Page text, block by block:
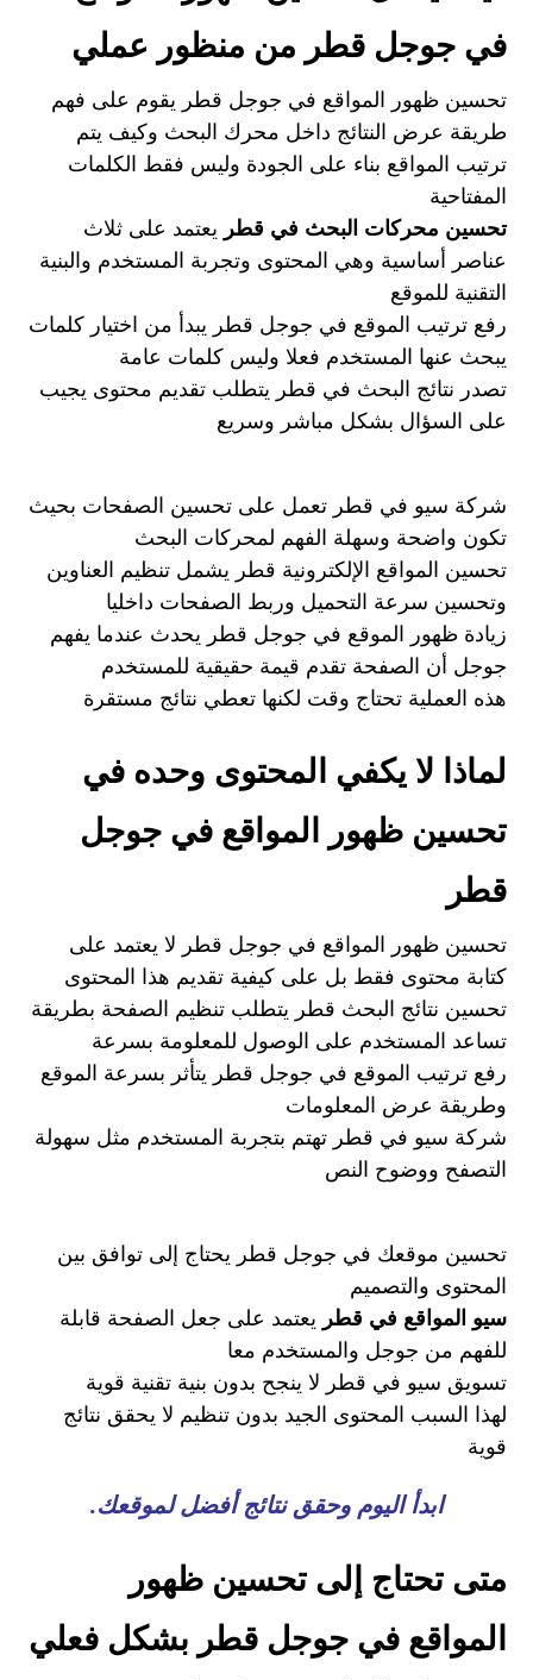
في جوجل قطر من منظور عملي
تحسين ظهور المواقع في جوجل قطر يقوم على فهم
طريقة عرض النتائج داخل محرك البحث وكيف يتم
ترتيب المواقع بناء على الجودة وليس فقط الكلمات
المفتاحية
تحسين محركات البحث في قطر يعتمد على ثلاث
عناصر أساسية وهي المحتوى وتجربة المستخدم والبنية
التقنية للموقع
رفع ترتيب الموقع في جوجل قطر يبدأ من اختيار كلمات
يبحث عنها المستخدم فعلا وليس كلمات عامة
تصدر نتائج البحث في قطر يتطلب تقديم محتوى يجيب
على السؤال بشكل مباشر وسريع
شركة سيو في قطر تعمل على تحسين الصفحات بحيث
تكون واضحة وسهلة الفهم لمحركات البحث
تحسين المواقع الإلكترونية قطر يشمل تنظيم العناوين
وتحسين سرعة التحميل وربط الصفحات داخليا
زيادة ظهور الموقع في جوجل قطر يحدث عندما يفهم
جوجل أن الصفحة تقدم قيمة حقيقية للمستخدم
هذه العملية تحتاج وقت لكنها تعطي نتائج مستقرة
لماذا لا يكفي المحتوى وحده في
تحسين ظهور المواقع في جوجل
قطر
تحسين ظهور المواقع في جوجل قطر لا يعتمد على
كتابة محتوى فقط بل على كيفية تقديم هذا المحتوى
تحسين نتائج البحث قطر يتطلب تنظيم الصفحة بطريقة
تساعد المستخدم على الوصول للمعلومة بسرعة
رفع ترتيب الموقع في جوجل قطر يتأثر بسرعة الموقع
وطريقة عرض المعلومات
شركة سيو في قطر تهتم بتجربة المستخدم مثل سهولة
التصفح ووضوح النص
تحسين موقعك في جوجل قطر يحتاج إلى توافق بين
المحتوى والتصميم
سيو المواقع في قطر يعتمد على جعل الصفحة قابلة
للفهم من جوجل والمستخدم معا
تسويق سيو في قطر لا ينجح بدون بنية تقنية قوية
لهذا السبب المحتوى الجيد بدون تنظيم لا يحقق نتائج
قوية
ابدأ اليوم وحقق نتائج أفضل لموقعك.
متى تحتاج إلى تحسين ظهور
المواقع في جوجل قطر بشكل فعلي